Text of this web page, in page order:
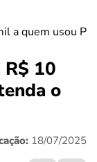
a quem usou
R$ 10
o
18/07/2025